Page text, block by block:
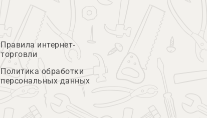
Правила интернет-
торговли
Политика обработки
персональных данных